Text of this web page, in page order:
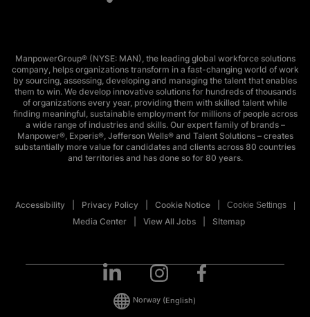
ManpowerGroup® (NYSE: MAN), the leading global workforce solutions
company, helps organizations transform in a fast-changing world of work
by sourcing, assessing, developing and managing the talent that enables
them to win. We develop innovative solutions for hundreds of thousands
of organizations every year, providing them with skilled talent while
finding meaningful, sustainable employment for millions of people across
a wide range of industries and skills. Our expert family of brands –
Manpower®, Experis®, Jefferson Wells® and Talent Solutions – creates
substantially more value for candidates and clients across 80 countries
and territories and has done so for 80 years.
Accessibility Privacy Policy Cookie Notice Cookie Settings
Media Center View All Jobs SItemap
Norway (English)